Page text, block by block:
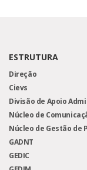
ESTRUTURA
Direção
Cievs
Divisão de Apoio
Núcleo de
Núcleo de Gestão de
GADNT
GEDIC